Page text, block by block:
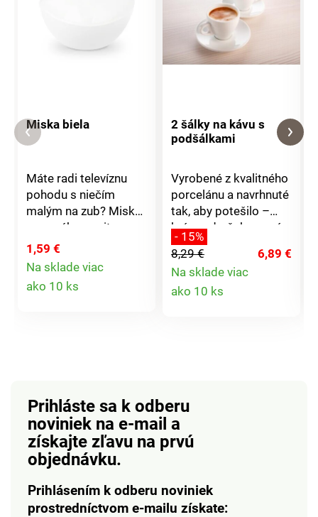
Miska biela
Máte radi televíznu
pohodu s niečím
malým na zub? Miska
z pevného a pritom
ľahkého akrylu sa
skvele hodí pre
servírovanie sušienok,
orieškov alebo olív.
Ľahko ju umyte aj v
umývačke
riadu.Rozmery: šírka
14cm, dĺžka 16,5cm,
výška 8cm.
1,59 €
Na sklade viac
ako 10 ks
2 šálky na kávu s
podšálkami
Vyrobené z kvalitného
porcelánu a navrhnuté
tak, aby potešilo –
krásny darček pre vás
alebo niekoho
výnimočného.
- 15%
8,29 €
6,89 €
Na sklade viac
ako 10 ks
Prihláste sa k odberu
noviniek na e-mail a
získajte zľavu na prvú
objednávku.
Prihlásením k odberu noviniek
prostredníctvom e-mailu získate: